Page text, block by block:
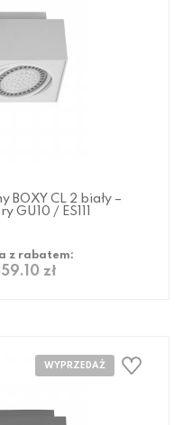
CL 2 biały –
/ ES111
z rabatem:
zł